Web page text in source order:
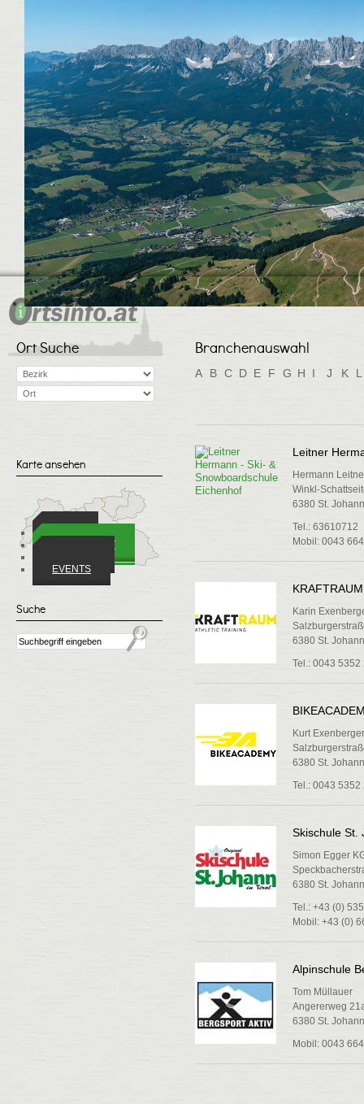
WIRTSCHAFT
EVENTS
Ort Suche
Karte ansehen
Suche
Branchenauswahl
A B C D E F G H I J K L
Leitner
Hermann
Winkl-
6380 St.
Tel.: 63610712
Mobil: 0043
Karin
6380 St.
Tel.: 0043 5352
Kurt Exenberger
6380 St.
Tel.: 0043 5352
Skischule St.
Simon Egger
6380 St.
Tel.: +43 (0)
Mobil: +43 (0)
Alpinschule
Tom Müllauer
Angererweg
6380 St.
Mobil: 0043